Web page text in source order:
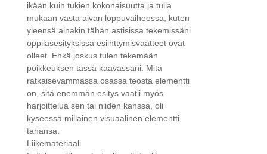
ikään kuin tukien kokonaisuutta ja tulla
mukaan vasta aivan loppuvaiheessa, kuten
yleensä ainakin tähän astisissa tekemissäni
oppilasesityksissä esiinttymisvaatteet ovat
olleet. Ehkä joskus tulen tekemään
poikkeuksen tässä kaavassani. Mitä
ratkaisevammassa osassa teosta elementti
on, sitä enemmän esitys vaatii myös
harjoittelua sen tai niiden kanssa, oli
kyseessä millainen visuaalinen elementti
tahansa.
Liikemateriaali